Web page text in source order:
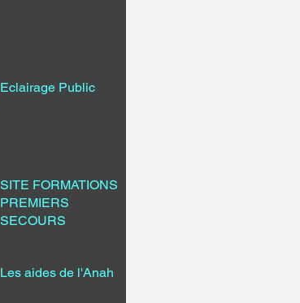
Eclairage Public
SITE FORMATIONS
PREMIERS
SECOURS
Les aides de l'Anah